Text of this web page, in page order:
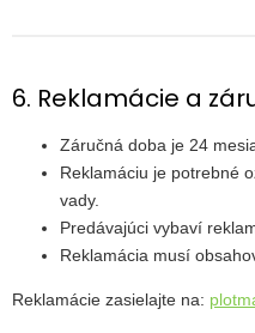
6. Reklamácie a
Záručná doba je 24
Reklamáciu je potrebné
vady.
Predávajúci vybaví
Reklamácia musí
Reklamácie zasielajte na: